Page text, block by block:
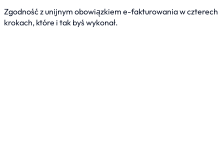
Zgodność z unijnym obowiązkiem e-fakturowania w czterech
krokach, które i tak byś wykonał.